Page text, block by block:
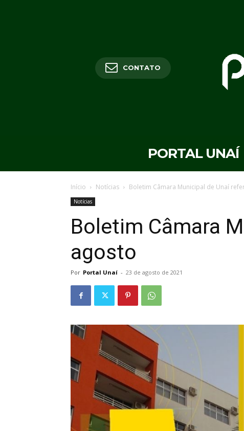
CONTATO
PORTAL UNAÍ
Início Notícias Boletim Câmara Municipal de Unaí
Notícias
Boletim Câmara
agosto
Por Portal Unaí - 23 de agosto de 2021